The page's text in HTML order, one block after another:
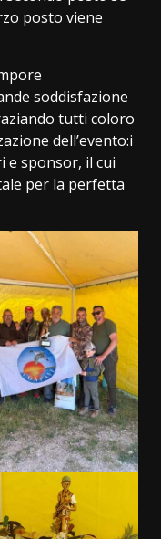
posto viene
soddisfazione
tutti coloro
dell’evento:i
e sponsor, il cui
per la perfetta